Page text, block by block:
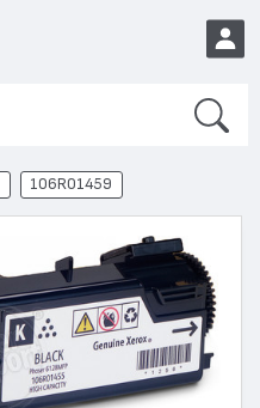
EUR
106R01459